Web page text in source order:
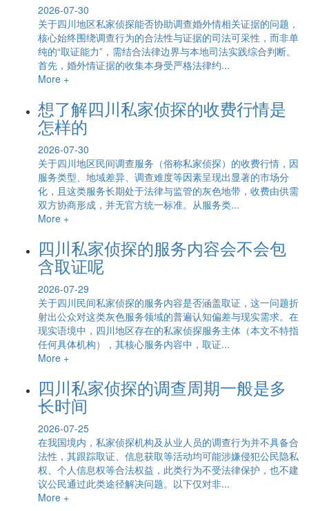
2026-07-30
关于四川地区私家侦探能否协助调查婚外情相关证据的问题，
核心始终围绕调查行为的合法性与证据的司法可采性，而非单
纯的“取证能力”，需结合法律边界与本地司法实践综合判断。
首先，婚外情证据的收集本身受严格法律约...
More +
想了解四川私家侦探的收费行情是
怎样的
2026-07-30
关于四川地区民间调查服务（俗称私家侦探）的收费行情，因
服务类型、地域差异、调查难度等因素呈现出显著的市场分
化，且这类服务长期处于法律与监管的灰色地带，收费由供需
双方协商形成，并无官方统一标准。从服务类...
More +
四川私家侦探的服务内容会不会包
含取证呢
2026-07-29
关于四川民间私家侦探的服务内容是否涵盖取证，这一问题折
射出公众对这类灰色服务领域的普遍认知偏差与现实需求。在
现实语境中，四川地区存在的私家侦探服务主体（本文不特指
任何具体机构），其核心服务内容中，取证...
More +
四川私家侦探的调查周期一般是多
长时间
2026-07-25
在我国境内，私家侦探机构及从业人员的调查行为并不具备合
法性，其跟踪取证、信息获取等活动均可能涉嫌侵犯公民隐私
权、个人信息权等合法权益，此类行为不受法律保护，也不建
议公民通过此类途径解决问题。以下仅对非...
More +